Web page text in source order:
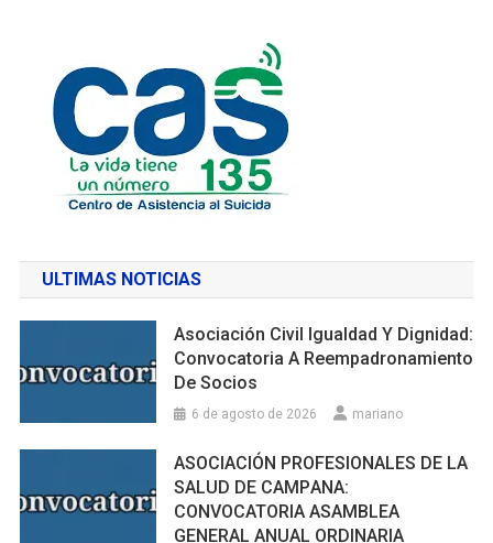
ULTIMAS NOTICIAS
Asociación Civil Igualdad Y Dignidad:
Convocatoria A Reempadronamiento
De Socios
6 de agosto de 2026 mariano
ASOCIACIÓN PROFESIONALES DE LA
SALUD DE CAMPΑΝΑ:
CONVOCATORIA ASAMBLEA
GENERAL ANUAL ORDINARIA